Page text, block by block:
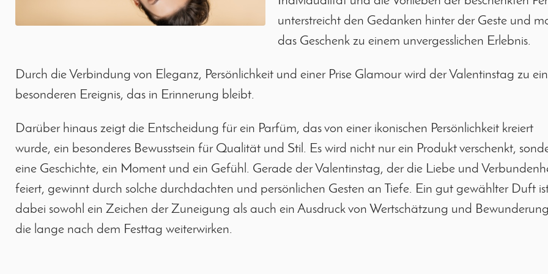
unterstreicht den Gedanken hinter der Geste und
das Geschenk zu einem unvergesslichen Erlebnis.
Durch die Verbindung von Eleganz, Persönlichkeit und einer Prise Glamour wird der Valentinstag zu
besonderen Ereignis, das in Erinnerung bleibt.
Darüber hinaus zeigt die Entscheidung für ein Parfüm, das von einer ikonischen Persönlichkeit kreiert
wurde, ein besonderes Bewusstsein für Qualität und Stil. Es wird nicht nur ein Produkt verschenkt,
eine Geschichte, ein Moment und ein Gefühl. Gerade der Valentinstag, der die Liebe und
feiert, gewinnt durch solche durchdachten und persönlichen Gesten an Tiefe. Ein gut gewählter Duft
dabei sowohl ein Zeichen der Zuneigung als auch ein Ausdruck von Wertschätzung und
die lange nach dem Festtag weiterwirken.